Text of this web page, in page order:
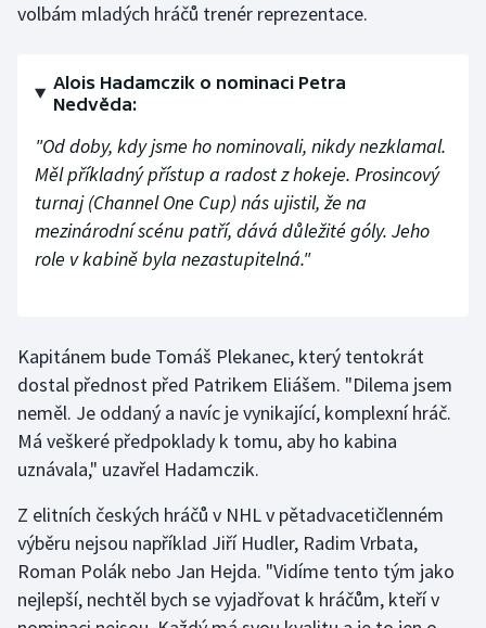
Moderní pětiboj
Motorsport
Olympijské hry
Parasport
Plážový volejbal
Ragby
Rychlobruslení
Rychlostní kanoistika
Short track
Sportovní střelba
volbám mladých hráčů trenér reprezentace.
Alois Hadamczik o nominaci Petra
Nedvěda:
"Od doby, kdy jsme ho nominovali, nikdy nezklamal.
Měl příkladný přístup a radost z hokeje. Prosincový
turnaj (Channel One Cup) nás ujistil, že na
mezinárodní scénu patří, dává důležité góly. Jeho
role v kabině byla nezastupitelná."
Kapitánem bude Tomáš Plekanec, který tentokrát
dostal přednost před Patrikem Eliášem. "Dilema jsem
neměl. Je oddaný a navíc je vynikající, komplexní hráč.
Má veškeré předpoklady k tomu, aby ho kabina
uznávala," uzavřel Hadamczik.
Z elitních českých hráčů v NHL v pětadvacetičlenném
výběru nejsou například Jiří Hudler, Radim Vrbata,
Roman Polák nebo Jan Hejda. "Vidíme tento tým jako
nejlepší, nechtěl bych se vyjadřovat k hráčům, kteří v